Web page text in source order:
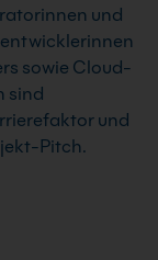
und
sowie Cloud-
sind
und
Pitch.